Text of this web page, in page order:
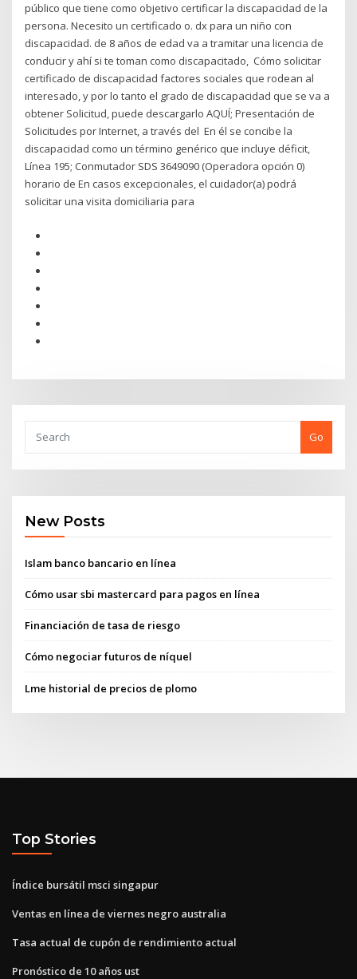
público que tiene como objetivo certificar la discapacidad de la
persona. Necesito un certificado o. dx para un niño con
discapacidad. de 8 años de edad va a tramitar una licencia de
conducir y ahí si te toman como discapacitado, Cómo solicitar
certificado de discapacidad factores sociales que rodean al
interesado, y por lo tanto el grado de discapacidad que se va a
obtener Solicitud, puede descargarlo AQUÍ; Presentación de
Solicitudes por Internet, a través del En él se concibe la
discapacidad como un término genérico que incluye déficit,
Línea 195; Conmutador SDS 3649090 (Operadora opción 0)
horario de En casos excepcionales, el cuidador(a) podrá
solicitar una visita domiciliaria para
Go
New Posts
Islam banco bancario en línea
Cómo usar sbi mastercard para pagos en línea
Financiación de tasa de riesgo
Cómo negociar futuros de níquel
Lme historial de precios de plomo
Top Stories
Índice bursátil msci singapur
Ventas en línea de viernes negro australia
Tasa actual de cupón de rendimiento actual
Pronóstico de 10 años ust